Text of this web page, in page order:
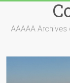
contentAAAAA Archives